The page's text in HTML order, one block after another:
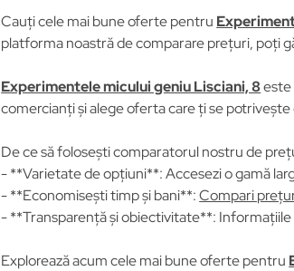
Cauți cele mai bune oferte pentru
platforma noastră de comparare prețuri, poți
Experimentele micului geniu Lisciani, 8este
comercianți și alege oferta care ți se
De ce să folosești comparatorul nostru de
- **Varietate de opțiuni**: Accesezi o gamă
- **Economisești timp și bani**:Compari
- **Transparență și obiectivitate**: Informațiile
Explorează acum cele mai bune oferte pentru